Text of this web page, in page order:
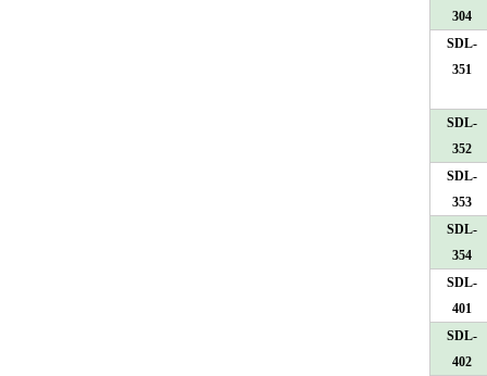
304
SDL-
351
SDL-
352
SDL-
353
SDL-
354
SDL-
401
SDL-
402